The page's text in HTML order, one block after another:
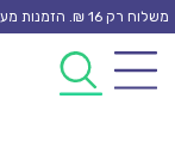
Skip
content
משלוח רק 16 ₪. הזמנות מעל 250 ₪ משלוח נק’ איסוף חינם